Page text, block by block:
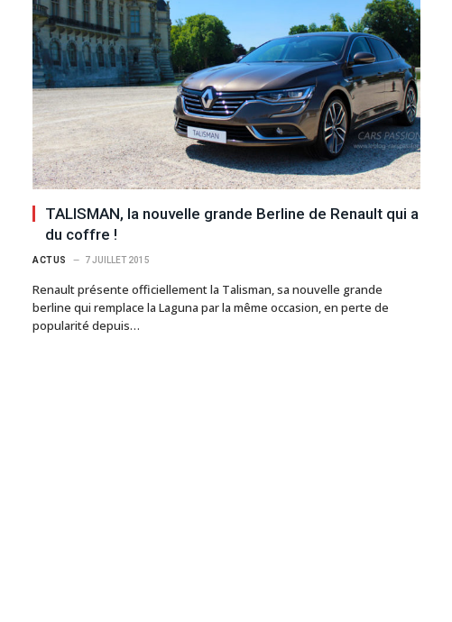
TALISMAN, la nouvelle grande Berline de Renault qui a
du coffre !
ACTUS 7 JUILLET 2015
Renault présente officiellement la Talisman, sa nouvelle grande
berline qui remplace la Laguna par la même occasion, en perte de
popularité depuis…